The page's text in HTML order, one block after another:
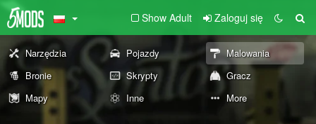
Show Adult Zaloguj się
Narzędzia Pojazdy
Malowania
Bronie
Skrypty
Gracz
Mapy
Inne More